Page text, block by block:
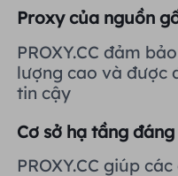
Tích
Proxy của nguồn
PROXY.CC đảm
lượng cao và được
tin cậy
Cơ sở hạ tầng
PROXY.CC giúp